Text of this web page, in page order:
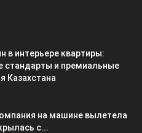
в интерьере квартиры:
стандарты и премиальные
Казахстана
на машине вылетела
с...